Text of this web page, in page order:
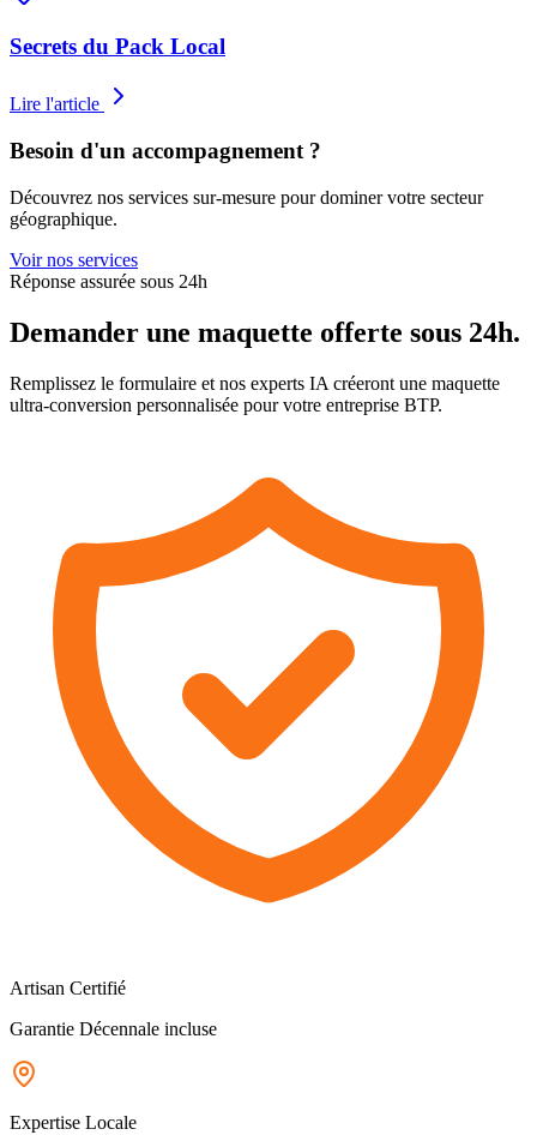
Secrets du Pack Local
Lire l'article
Besoin d'un accompagnement ?
Découvrez nos services sur-mesure pour dominer votre secteur
géographique.
Voir nos services
Réponse assurée sous 24h
Demander une maquette offerte sous 24h.
Remplissez le formulaire et nos experts IA créeront une maquette
ultra-conversion personnalisée pour votre entreprise BTP.
Artisan Certifié
Garantie Décennale incluse
Expertise Locale